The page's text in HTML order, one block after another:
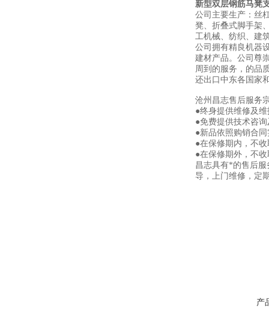
新型双层钢筋马凳
公司主要生产：丝
凳、折叠式脚手架
工机械、纺织、建
公司拥有精良机器
建材产品。公司尊
周到的服务，的品
还出口中东各国家
沧州昌志售后服务
●终身提供维修及
●免费提供技术咨
●新品依照购销合
●在保修期内，不
●在保修期外，不
昌志具有*的售后
导，上门维修，定
产